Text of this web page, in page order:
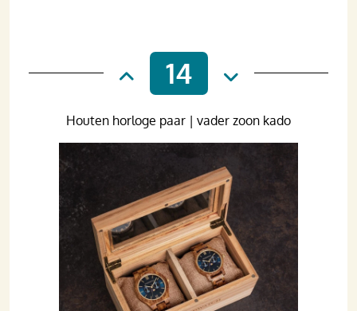
14
Houten horloge paar | vader zoon kado